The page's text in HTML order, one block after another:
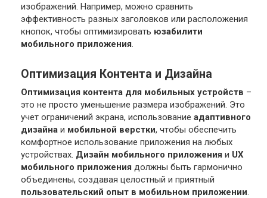
изображений. Например, можно сравнить
эффективность разных заголовков или расположения
кнопок, чтобы оптимизировать юзабилити
мобильного приложения.
Оптимизация Контента и Дизайна
Оптимизация контента для мобильных устройств –
это не просто уменьшение размера изображений. Это
учет ограничений экрана, использование адаптивного
дизайна и мобильной верстки, чтобы обеспечить
комфортное использование приложения на любых
устройствах. Дизайн мобильного приложения и UX
мобильного приложения должны быть гармонично
объединены, создавая целостный и приятный
пользовательский опыт в мобильном приложении.